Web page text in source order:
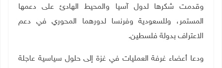
وقدمت شكرها لدول آسيا والمحيط الهادئ على دعمها
المستمر، وللسعودية وفرنسا لدورهما المحوري في دعم
الاعتراف بدولة فلسطين.
ودعا أعضاء غرفة العمليات في غزة إلى حلول سياسية عاجلة